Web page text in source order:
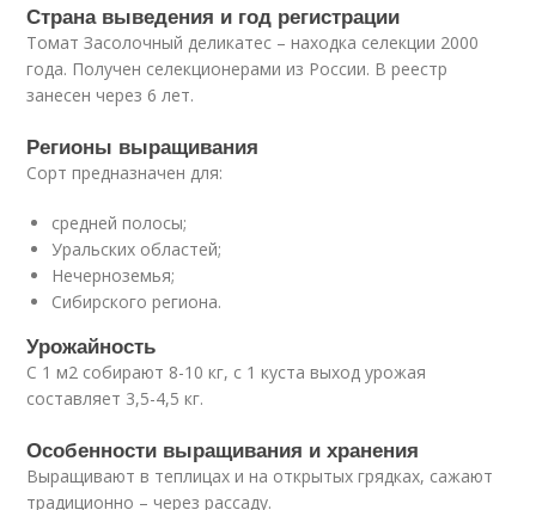
Страна выведения и год регистрации
Томат Засолочный деликатес – находка селекции 2000
года. Получен селекционерами из России. В реестр
занесен через 6 лет.
Регионы выращивания
Сорт предназначен для:
средней полосы;
Уральских областей;
Нечерноземья;
Сибирского региона.
Урожайность
С 1 м2 собирают 8-10 кг, с 1 куста выход урожая
составляет 3,5-4,5 кг.
Особенности выращивания и хранения
Выращивают в теплицах и на открытых грядках, сажают
традиционно – через рассаду.